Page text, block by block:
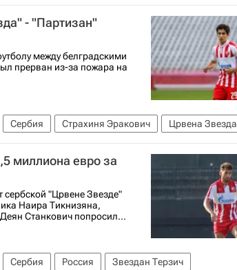
- "Партизан"
между белградскими
прерван из-за пожара на
Сербия Страхиня Эракович
Црвена Звезда
миллиона евро за
сербской "Црвене Звезде"
Наира Тикнизяна,
Станкович попросил...
Сербия Россия
Звездан Терзич